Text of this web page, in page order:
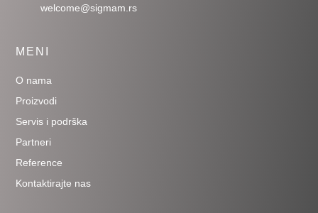
welcome@sigmam.rs
MENI
O nama
Proizvodi
Servis i podrška
Partneri
Reference
Kontaktirajte nas